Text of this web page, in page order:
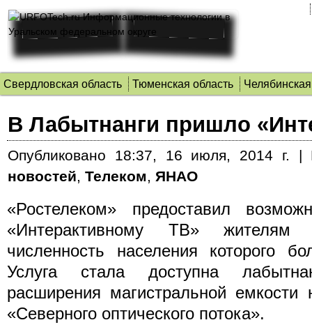
Свердловская область Тюменская область
В Лабытнанги пришло
Опубликовано 18:37, 16 июля, 2014 г. |
новостей, Телеком, ЯНАО
«Ростелеком» предоставил
«Интерактивному ТВ» жителям
численность населения которого
Услуга стала доступна
расширения магистральной
«Северного оптического потока».